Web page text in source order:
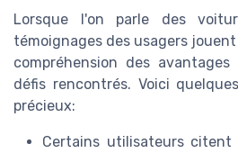
Lorsque l'on parle des
témoignages des usagers
compréhension des
défis rencontrés. Voici
précieux:
Certains utilisateurs citent